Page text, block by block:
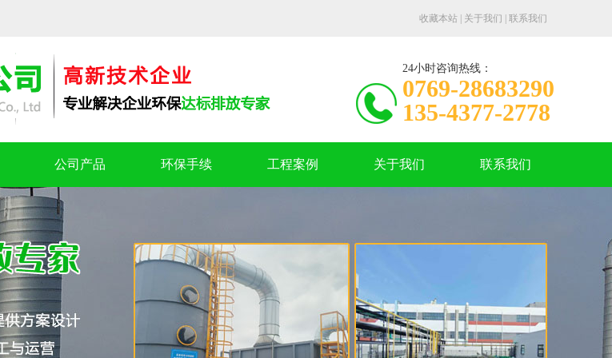
收藏本站 关于我们 联系我们
24小时咨询热线：
0769-28683290
135-4377-2778
公司产品 环保手续 工程案例 关于我们 联系我们